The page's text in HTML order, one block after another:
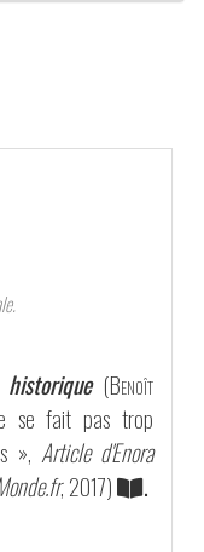
(Benoît
se fait pas trop
», Article d'Enora
, 2017)
.